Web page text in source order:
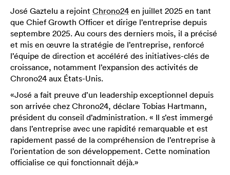
José Gaztelu a rejoint Chrono24 en juillet 2025 en tant
que Chief Growth Officer et dirige l’entreprise depuis
septembre 2025. Au cours des derniers mois, il a précisé
et mis en œuvre la stratégie de l’entreprise, renforcé
l’équipe de direction et accéléré des initiatives-clés de
croissance, notamment l’expansion des activités de
Chrono24 aux États-Unis.
«José a fait preuve d’un leadership exceptionnel depuis
son arrivée chez Chrono24, déclare Tobias Hartmann,
président du conseil d’administration. « Il s’est immergé
dans l’entreprise avec une rapidité remarquable et est
rapidement passé de la compréhension de l’entreprise à
l’orientation de son développement. Cette nomination
officialise ce qui fonctionnait déjà.»